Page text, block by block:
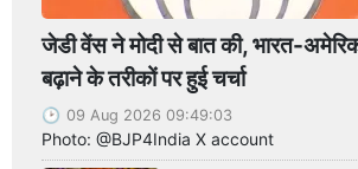
जेडी वेंस ने मोदी से बात की, भारत-
बढ़ाने के तरीकों पर हुई चर्चा
09 Aug 2026 09:49:03
Photo: @BJP4India X account